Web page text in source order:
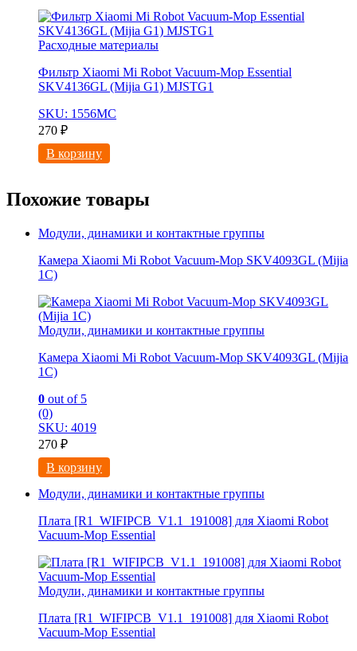
Расходные материалы
Фильтр Xiaomi Mi Robot Vacuum-Mop Essential
SKV4136GL (Mijia G1) MJSTG1
SKU: 1556МС
270 ₽
В корзину
Похожие товары
Модули, динамики и контактные группы
Камера Xiaomi Mi Robot Vacuum-Mop SKV4093GL (Mijia
1C)
Модули, динамики и контактные группы
Камера Xiaomi Mi Robot Vacuum-Mop SKV4093GL (Mijia
1C)
0 out of 5
(0)
SKU: 4019
270 ₽
В корзину
Модули, динамики и контактные группы
Плата [R1_WIFIPCB_V1.1_191008] для Xiaomi Robot
Vacuum-Mop Essential
Модули, динамики и контактные группы
Плата [R1_WIFIPCB_V1.1_191008] для Xiaomi Robot
Vacuum-Mop Essential